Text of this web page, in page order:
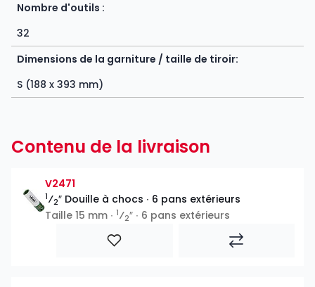
Nombre d'outils :
32
Dimensions de la garniture / taille de tiroir:
S (188 x 393 mm)
Contenu de la livraison
V2471
1⁄2″ Douille à chocs ∙ 6 pans extérieurs
Taille 15 mm ∙ 1⁄2″ ∙ 6 pans extérieurs